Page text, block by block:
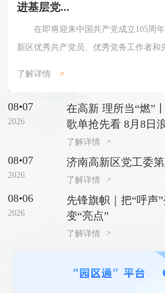
进基层党...
在即将迎来中国共产党成立105周
新区优秀共产党员、优秀党务工作者和
任杨福涛主持会议。会上，济南高新区
部长许盈盈宣读了《关于表彰济南高新
务工作者和先进基层党组织的决定》，
奖。
了解详情
08•07
2026
在高新 理所当“燃”
歌单抢先看 8
了解详情
08•07
2026
济南高新区党工委
了解详情
08•06
2026
先锋旗帜｜把“呼声
变“亮点”
了解详情